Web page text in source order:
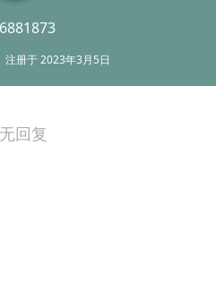
注册于2023年3月5日
回复